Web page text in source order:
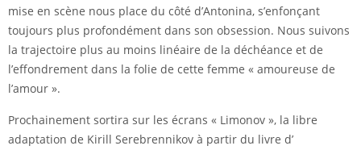
mise en scène nous place du côté d’Antonina, s’enfonçant
toujours plus profondément dans son obsession. Nous suivons
la trajectoire plus au moins linéaire de la déchéance et de
l’effondrement dans la folie de cette femme « amoureuse de
l’amour ».
Prochainement sortira sur les écrans « Limonov », la libre
adaptation de Kirill Serebrennikov à partir du livre d’